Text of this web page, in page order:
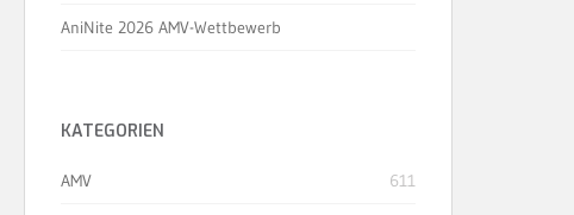
AniNite 2026 AMV-Wettbewerb
KATEGORIEN
AMV 611